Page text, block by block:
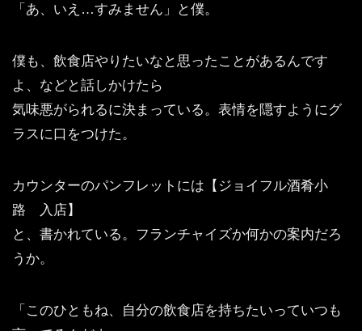
「あ、いえ…すみません」と僕。
僕も、飲食店やりたいなと思ったことがあるんです
よ、などと話しかけたら
気味悪がられるに決まっている。表情を隠すようにグ
ラスに口をつけた。
カウンターのパンフレットには【ジョイフル酒肴小
路 入店】
と、書かれている。フランチャイズか何かの案内だろ
うか。
「このひともね、自分の飲食店を持ちたいっていつも